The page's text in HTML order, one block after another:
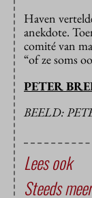
Haven
anekdote.
comité van
“of ze soms
PETER
BEELD:
Lees ook
Steeds